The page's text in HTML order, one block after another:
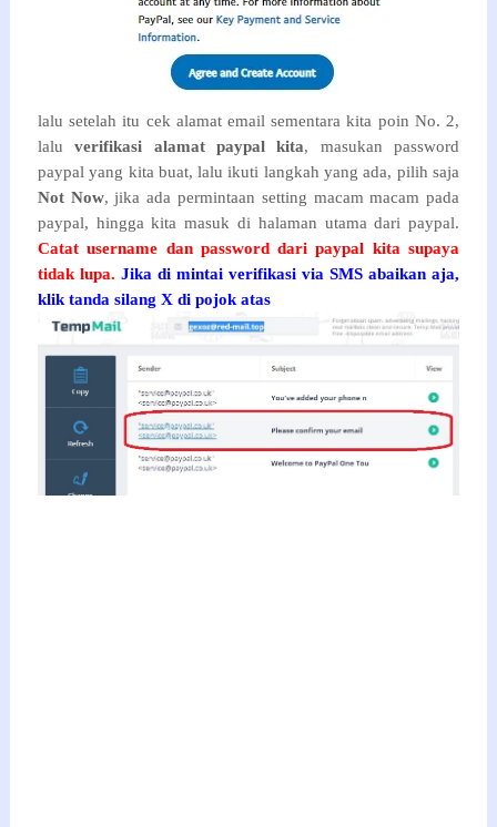
lalu setelah itu cek alamat email sementara kita poin No. 2,
laluverifikasi alamat paypal kita, masukan password
paypal yang kita buat, lalu ikuti langkah yang ada, pilih saja
Not Now, jika ada permintaan setting macam macam pada
paypal, hingga kita masuk di halaman utama dari paypal.
Catat username dan password dari paypal kita supaya
tidak lupa. Jika di mintai verifikasi via SMS abaikan aja,
klik tanda silang X di pojok atas